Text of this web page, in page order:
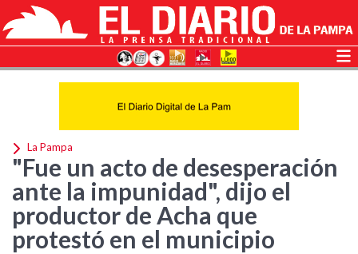
La Pampa
"Fue un acto de desesperación
ante la impunidad", dijo el
productor de Acha que
protestó en el municipio